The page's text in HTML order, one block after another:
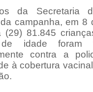
da Secretaria
campanha, em 8
(29) 81.845
idade foram
contra a
à cobertura